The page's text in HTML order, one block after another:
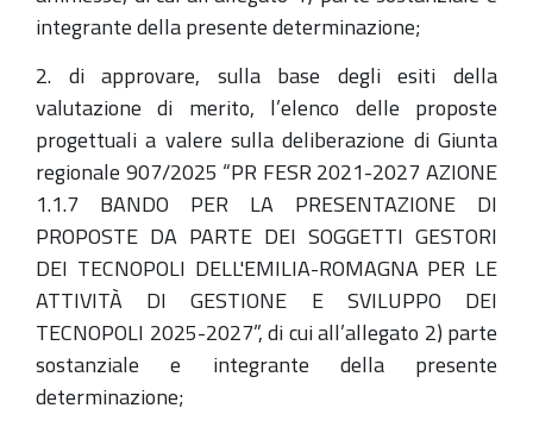
integrante della presente determinazione;
2. di approvare, sulla base degli esiti della
valutazione di merito, l’elenco delle proposte
progettuali a valere sulla deliberazione di Giunta
regionale 907/2025 “PR FESR 2021-2027 AZIONE
1.1.7 BANDO PER LA PRESENTAZIONE DI
PROPOSTE DA PARTE DEI SOGGETTI GESTORI
DEI TECNOPOLI DELL'EMILIA-ROMAGNA PER LE
ATTIVITÀ DI GESTIONE E SVILUPPO DEI
TECNOPOLI 2025-2027”, di cui all’allegato 2) parte
sostanziale e integrante della presente
determinazione;